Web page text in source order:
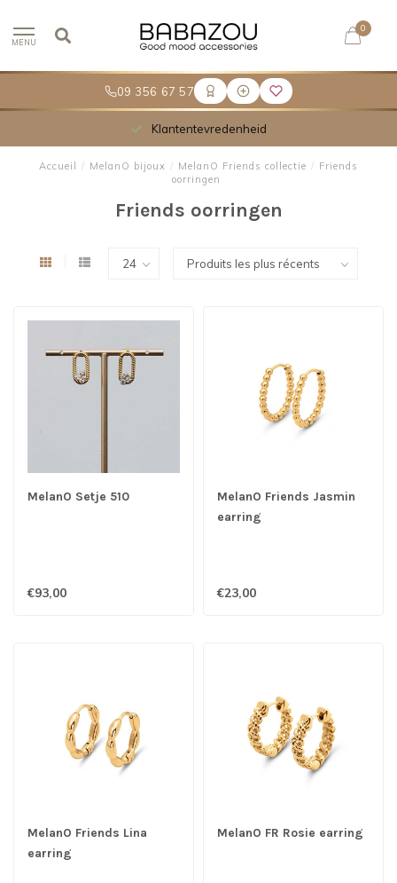
09 356 67 57
MENU
0
Meer dan 30.000 tevreden klanten
Accueil / MelanO bijoux / MelanO Friends collectie / Friends
oorringen
Friends oorringen
MelanO Setje 510
€93,00
MelanO Friends Jasmin
earring
€23,00
MelanO Friends Lina
earring
MelanO FR Rosie earring